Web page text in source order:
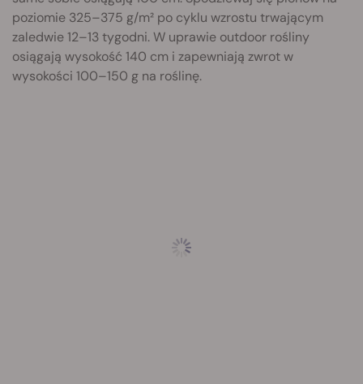
poziomie 325–375 g/m² po cyklu wzrostu trwającym
zaledwie 12–13 tygodni. W uprawie outdoor rośliny
osiągają wysokość 140 cm i zapewniają zwrot w
wysokości 100–150 g na roślinę.